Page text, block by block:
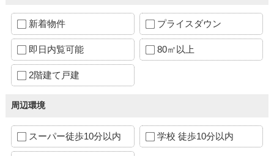
新着物件 プライスダウン
即日内覧可能 80㎡以上
2階建て戸建
周辺環境
スーパー徒歩10分以内 学校 徒歩10分以内